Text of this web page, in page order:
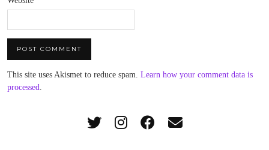
This site uses Akismet to reduce spam. Learn how your comment data is
processed